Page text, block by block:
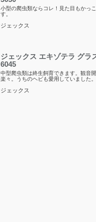
小型の爬虫類ならコレ！見た目もかっ
す。
ジェックス
ジェックス エキゾテラ グラ
6045
中型爬虫類は終生飼育できます。観音
楽々。うちのヘビも愛用していました。
ジェックス